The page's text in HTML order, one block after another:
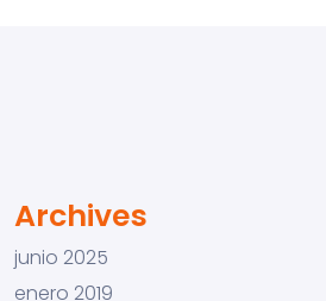
Archives
junio 2025
enero 2019